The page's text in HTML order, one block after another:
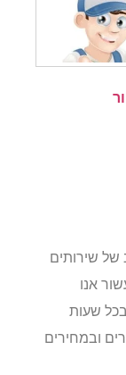
של שירותים
אנו
שעות
ובמחירים